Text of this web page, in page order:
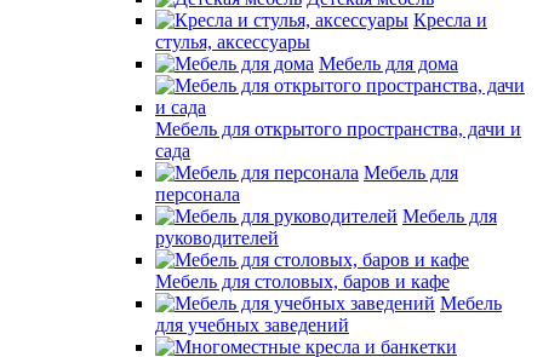
Кресла и
стулья, аксессуары
Мебель для дома
Мебель для открытого пространства, дачи и
сада
Мебель для
персонала
Мебель для
руководителей
Мебель для столовых, баров и кафе
Мебель
для учебных заведений